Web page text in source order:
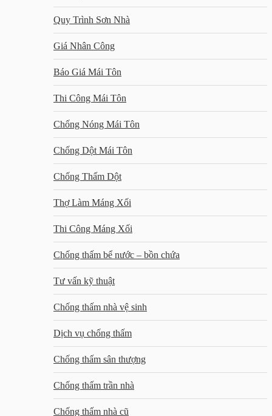
Quy Trình Sơn Nhà
Giá Nhân Công
Báo Giá Mái Tôn
Thi Công Mái Tôn
Chống Nóng Mái Tôn
Chống Dột Mái Tôn
Chống Thấm Dột
Thợ Làm Máng Xối
Thi Công Máng Xối
Chống thấm bể nước – bồn chứa
Tư vấn kỹ thuật
Chống thấm nhà vệ sinh
Dịch vụ chống thấm
Chống thấm sân thượng
Chống thấm trần nhà
Chống thấm nhà cũ